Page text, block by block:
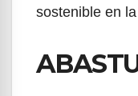
sostenible en